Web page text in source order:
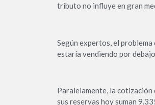
tributo no influye en gran
Según expertos, el
estaría vendiendo por
Paralelamente, la cotización
sus reservas hoy suman